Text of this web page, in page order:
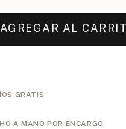
AGREGAR AL
GRATIS
A MANO POR ENCARGO